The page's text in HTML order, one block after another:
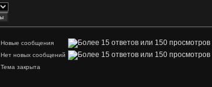
Новые сообщения
Нет новых сообщений
Тема закрыта